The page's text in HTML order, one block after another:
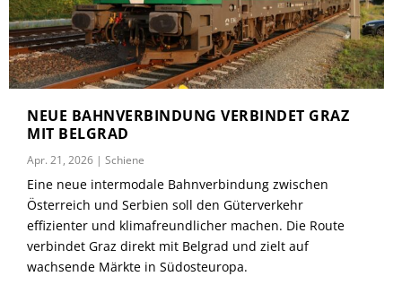
NEUE BAHNVERBINDUNG VERBINDET GRAZ
MIT BELGRAD
Apr. 21, 2026 |Schiene
Eine neue intermodale Bahnverbindung zwischen
Österreich und Serbien soll den Güterverkehr
effizienter und klimafreundlicher machen. Die Route
verbindet Graz direkt mit Belgrad und zielt auf
wachsende Märkte in Südosteuropa.